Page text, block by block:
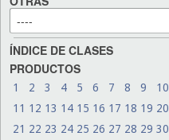
ÍNDICE DE CLASES
PRODUCTOS
1 2 3 4 5 6 7 8 9
10
11 12 13 14 15 16 17 18 19 20
21 22 23 24 25 26 27 28 29 30